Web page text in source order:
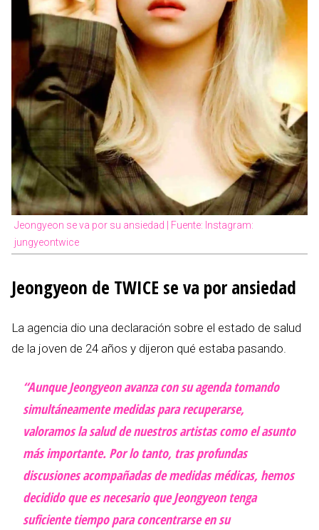
Jeongyeon se va por su ansiedad | Fuente: Instagram:
jungyeontwice
Jeongyeon de TWICE se va por ansiedad
La agencia dio una declaración sobre el estado de salud
de la joven de 24 años y dijeron qué estaba pasando.
“Aunque Jeongyeon avanza con su agenda tomando
simultáneamente medidas para recuperarse,
valoramos la salud de nuestros artistas como el asunto
más importante. Por lo tanto, tras profundas
discusiones acompañadas de medidas médicas, hemos
decidido que es necesario que Jeongyeon tenga
suficiente tiempo para concentrarse en su